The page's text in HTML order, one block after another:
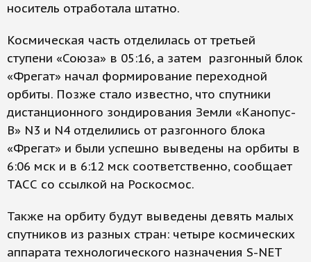
носитель отработала штатно.
Космическая часть отделилась от третьей
ступени «Союза» в 05:16, а затем разгонный блок
«Фрегат» начал формирование переходной
орбиты. Позже стало известно, что спутники
дистанционного зондирования Земли «Канопус-
В» N3 и N4 отделились от разгонного блока
«Фрегат» и были успешно выведены на орбиты в
6:06 мск и в 6:12 мск соответственно, сообщает
ТАСС со ссылкой на Роскосмос.
Также на орбиту будут выведены девять малых
спутников из разных стран: четыре космических
аппарата технологического назначения S-NET